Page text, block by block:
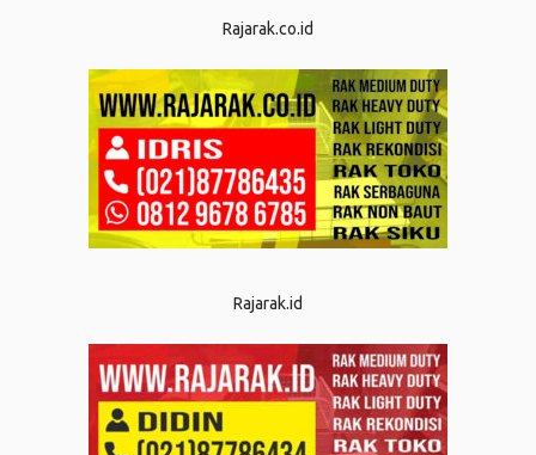
Rajarak.co.id
Rajarak.id